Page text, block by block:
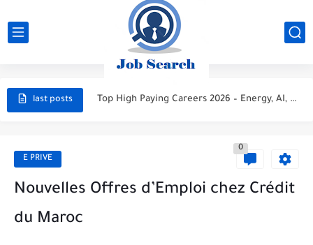
last posts
STC Careers 2026 – Saudi Arabia
Aramco Careers 2026 – Saudi Arabia
Top High Paying Careers 2026 – Energy, AI, FinTech, Space,...
Luxury Hospitality & Tourism Careers 2026 – High Paying Jobs...
E PRIVE
0
Nouvelles Offres d’Emploi chez Crédit
du Maroc